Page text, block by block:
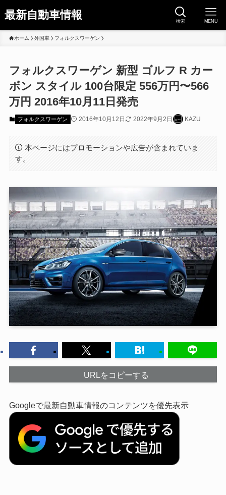
最新自動車情報 検索 MENU
ホーム 外国車 フォルクスワーゲン
フォルクスワーゲン 新型 ゴルフ R カー
ボン スタイル 100台限定 556万円〜566
万円 2016年10月11日発売
フォルクスワーゲン 2016年10月12日 2022年9月2日 KAZU
本ページにはプロモーションや広告が含まれていま
す。
URLをコピーする
Googleで最新自動車情報のコンテンツを優先表示